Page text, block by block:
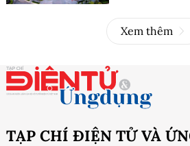
Xem thêm
TẠP CHÍ ĐIỆN TỬ VÀ